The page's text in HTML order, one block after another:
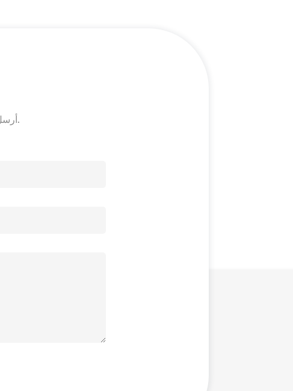
أرسل هذا النموذج وسيقوم مندوب المبيعات لدينا بالاتصال بك قريبًا.